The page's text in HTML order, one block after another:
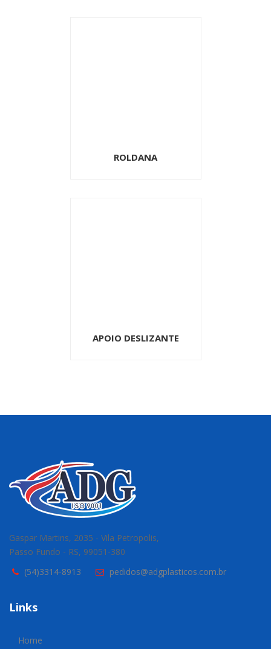
ROLDANA
APOIO DESLIZANTE
Gaspar Martins, 2035 - Vila Petropolis,
Passo Fundo - RS, 99051-380
(54)3314-8913
pedidos@adgplasticos.com.br
Links
Home